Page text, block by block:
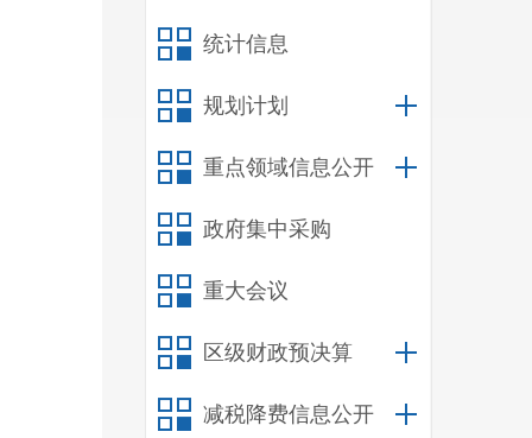
统计信息
规划计划
重点领域信息公开
政府集中采购
重大会议
区级财政预决算
减税降费信息公开